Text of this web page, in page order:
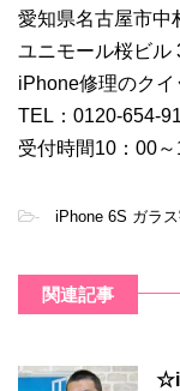
愛知県名古屋市中
ユニモール桜ビル
iPhone修理のクイ
TEL：0120-654-
受付時間10：00
- iPhone 6S ガラ
関連記事